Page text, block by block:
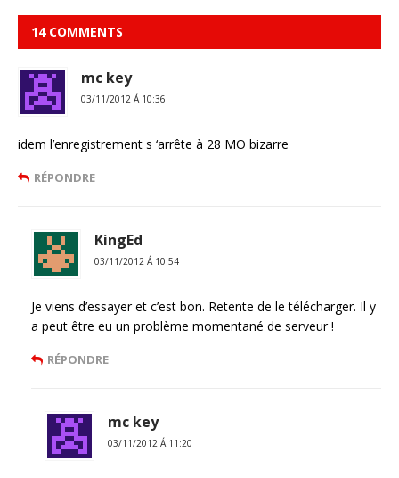
14 COMMENTS
mc key
03/11/2012 Á 10:36
idem l’enregistrement s ‘arrête à 28 MO bizarre
RÉPONDRE
KingEd
03/11/2012 Á 10:54
Je viens d’essayer et c’est bon. Retente de le télécharger. Il y
a peut être eu un problème momentané de serveur !
RÉPONDRE
mc key
03/11/2012 Á 11:20